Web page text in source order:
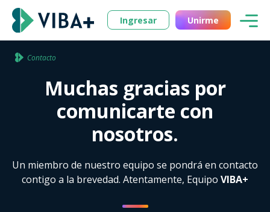
Ingresar Unirme
Contacto
Muchas gracias por
comunicarte con
nosotros.
Un miembro de nuestro equipo se pondrá en contacto
contigo a la brevedad. Atentamente, Equipo VIBA+